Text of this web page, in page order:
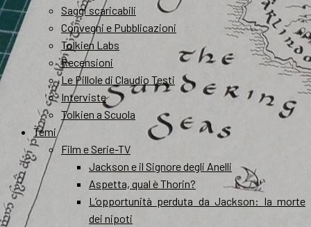
Saggi scaricabili
Convegni e Pubblicazioni
Tolkien Labs
Recensioni
Le Pillole di Claudio Testi
Interviste
Tolkien a Scuola
Temi
Film e Serie-TV
Jackson e il Signore degli Anelli
Aspetta, qual è Thorin?
L’opportunità perduta da Jackson: la morte
dei nipoti